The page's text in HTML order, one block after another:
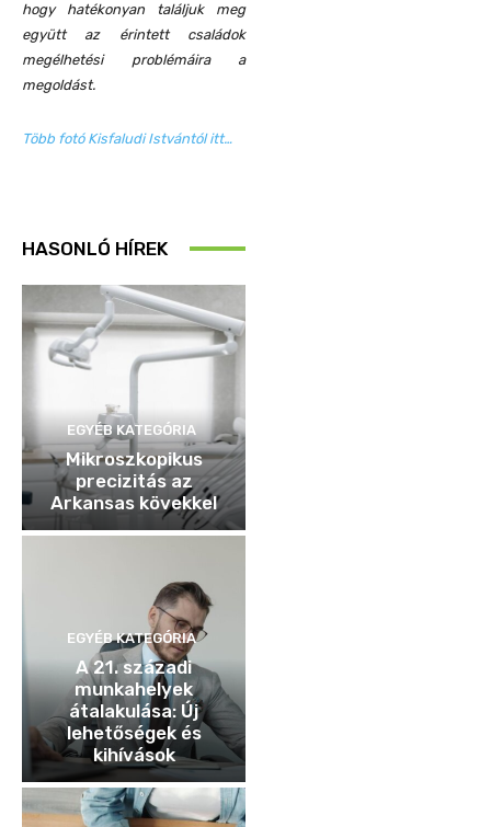
hogy hatékonyan találjuk meg
együtt az érintett családok
megélhetési problémáira a
megoldást.
Több fotó Kisfaludi Istvántól itt…
HASONLÓ HÍREK
EGYÉB KATEGÓRIA
Mikroszkopikus
precizitás az
Arkansas kövekkel
EGYÉB KATEGÓRIA
A 21. századi
munkahelyek
átalakulása: Új
lehetőségek és
kihívások